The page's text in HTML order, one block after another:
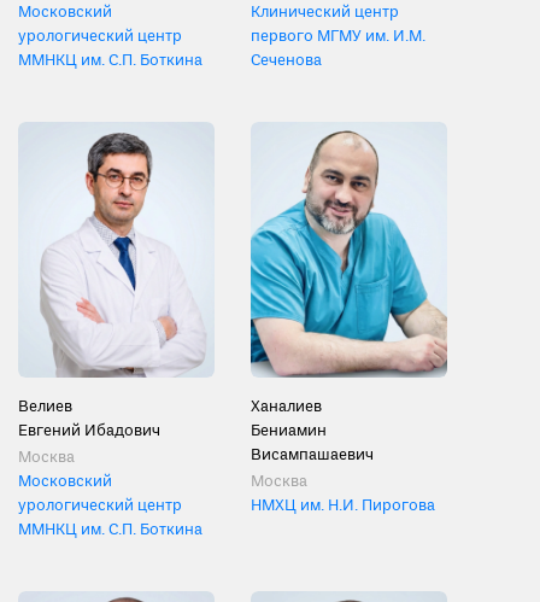
Московский
урологический центр
ММНКЦ им. С.П. Боткина
Клинический центр
первого МГМУ им. И.М.
Сеченова
Велиев
Евгений Ибадович
Москва
Московский
урологический центр
ММНКЦ им. С.П. Боткина
Ханалиев
Бениамин
Висампашаевич
Москва
НМХЦ им. Н.И. Пирогова